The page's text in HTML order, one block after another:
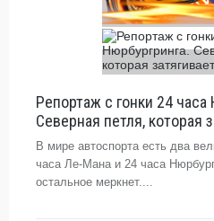
Репортаж с гонки 24 часа
Северная петля, которая
В мире автоспорта есть два
часа Ле-Мана и 24 часа
остальное меркнет....